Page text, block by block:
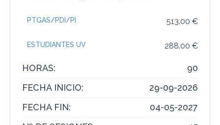
513.00 €
PTGAS/PDI/PI
288.00 €
ESTUDIANTES UV
HORAS:
90
FECHA INICIO:
29-09-2026
FECHA FIN:
04-05-2027